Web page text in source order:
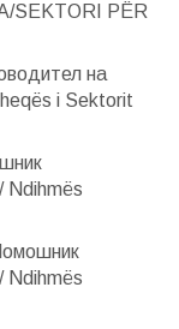
PËR
на
i Sektorit
Ndihmës
Ndihmës